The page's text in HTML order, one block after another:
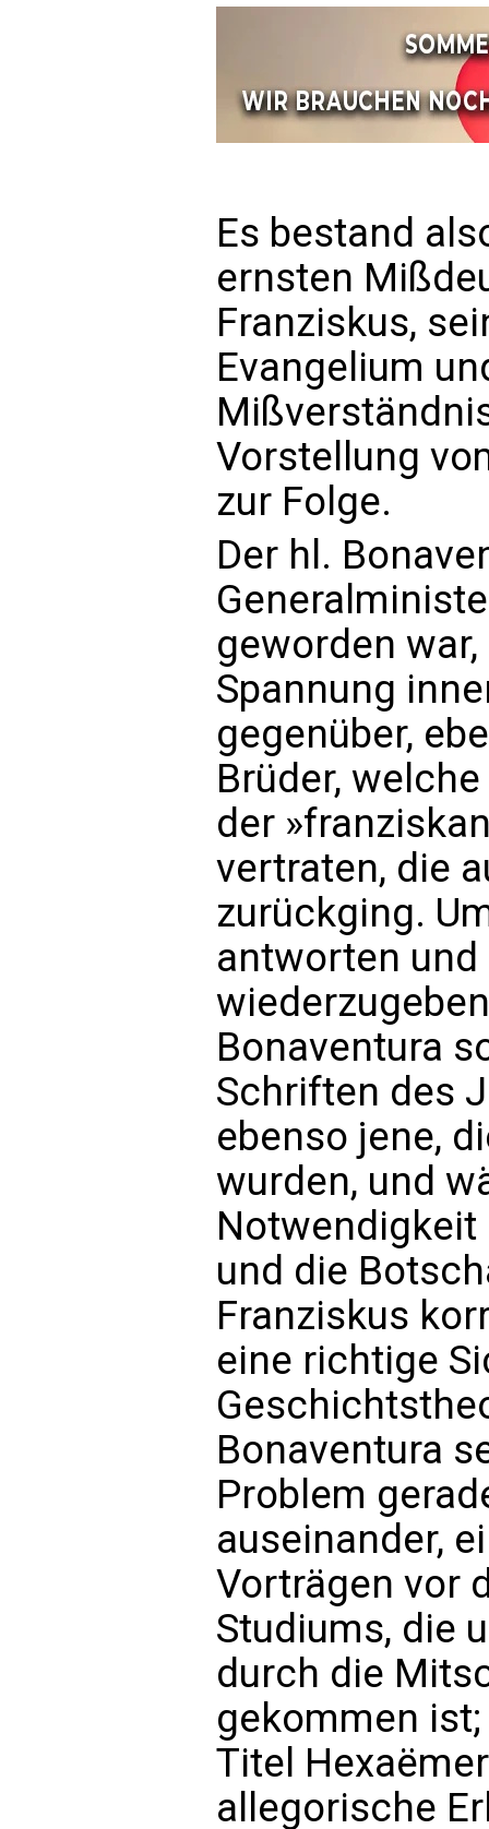
Es bestand
ernsten
Franziskus,
Evangelium
Vorstellung
zur Folge.
Der hl.
geworden
Spannung
gegenüber,
Brüder,
der
vertraten, die
zurückging.
antworten und
Bonaventura
Schriften des
ebenso jene,
wurden, und
Notwendigkeit
und die
Franziskus
eine richtige
Bonaventura
Problem
auseinander,
Vorträgen vor
Studiums, die
durch die
gekommen
Titel
allegorische